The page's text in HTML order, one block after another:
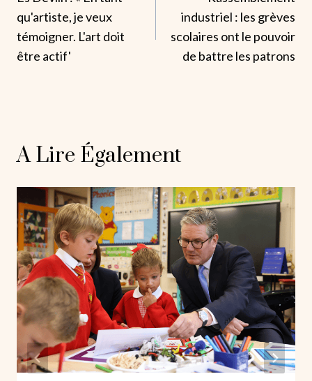
L’article
qu'artiste, je veux
témoigner. L'art doit
être actif'
industriel : les grèves
scolaires ont le pouvoir
de battre les patrons
A Lire Également